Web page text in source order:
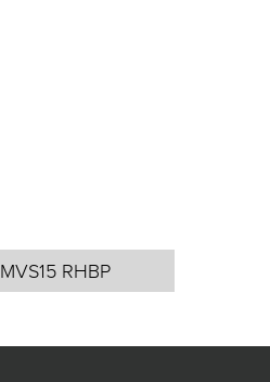
MVS15 RHBP